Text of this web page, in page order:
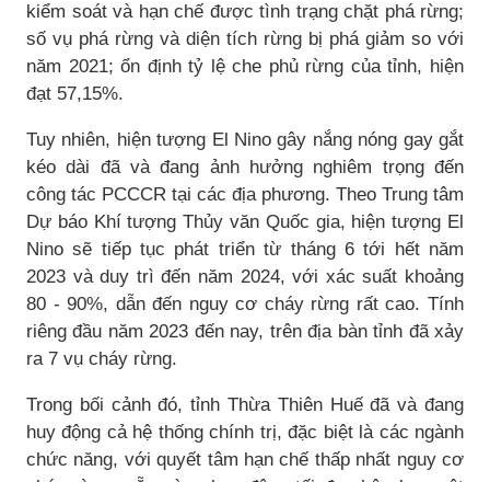
kiểm soát và hạn chế được tình trạng chặt phá rừng;
số vụ phá rừng và diện tích rừng bị phá giảm so với
năm 2021; ổn định tỷ lệ che phủ rừng của tỉnh, hiện
đạt 57,15%.
Tuy nhiên, hiện tượng El Nino gây nắng nóng gay gắt
kéo dài đã và đang ảnh hưởng nghiêm trọng đến
công tác PCCCR tại các địa phương. Theo Trung tâm
Dự báo Khí tượng Thủy văn Quốc gia, hiện tượng El
Nino sẽ tiếp tục phát triển từ tháng 6 tới hết năm
2023 và duy trì đến năm 2024, với xác suất khoảng
80 - 90%, dẫn đến nguy cơ cháy rừng rất cao. Tính
riêng đầu năm 2023 đến nay, trên địa bàn tỉnh đã xảy
ra 7 vụ cháy rừng.
Trong bối cảnh đó, tỉnh Thừa Thiên Huế đã và đang
huy động cả hệ thống chính trị, đặc biệt là các ngành
chức năng, với quyết tâm hạn chế thấp nhất nguy cơ